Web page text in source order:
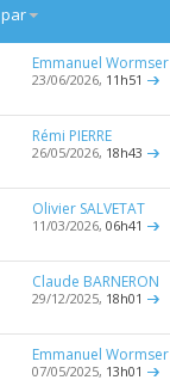
par
Emmanuel Wormser
23/06/2026, 11h51
Rémi PIERRE
26/05/2026, 18h43
Olivier SALVETAT
11/03/2026,06h41
Claude BARNERON
29/12/2025, 18h01
Emmanuel Wormser
07/05/2025, 13h01